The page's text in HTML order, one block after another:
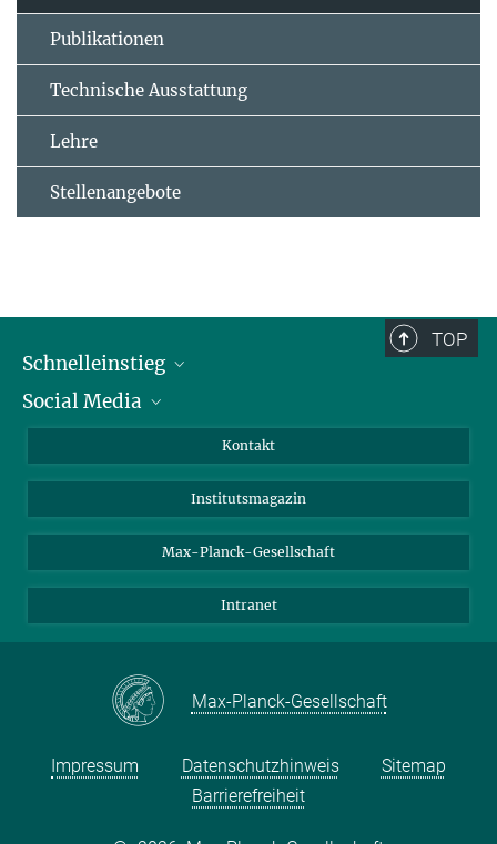
Publikationen
Technische Ausstattung
Lehre
Stellenangebote
TOP
Schnelleinstieg
Alumni
Schulen
Studierende
Social Media
Facebook
YouTube
Kontakt
Institutsmagazin
Max-Planck-Gesellschaft
Intranet
Max-Planck-Gesellschaft
Impressum Datenschutzhinweis
Sitemap
Barrierefreiheit